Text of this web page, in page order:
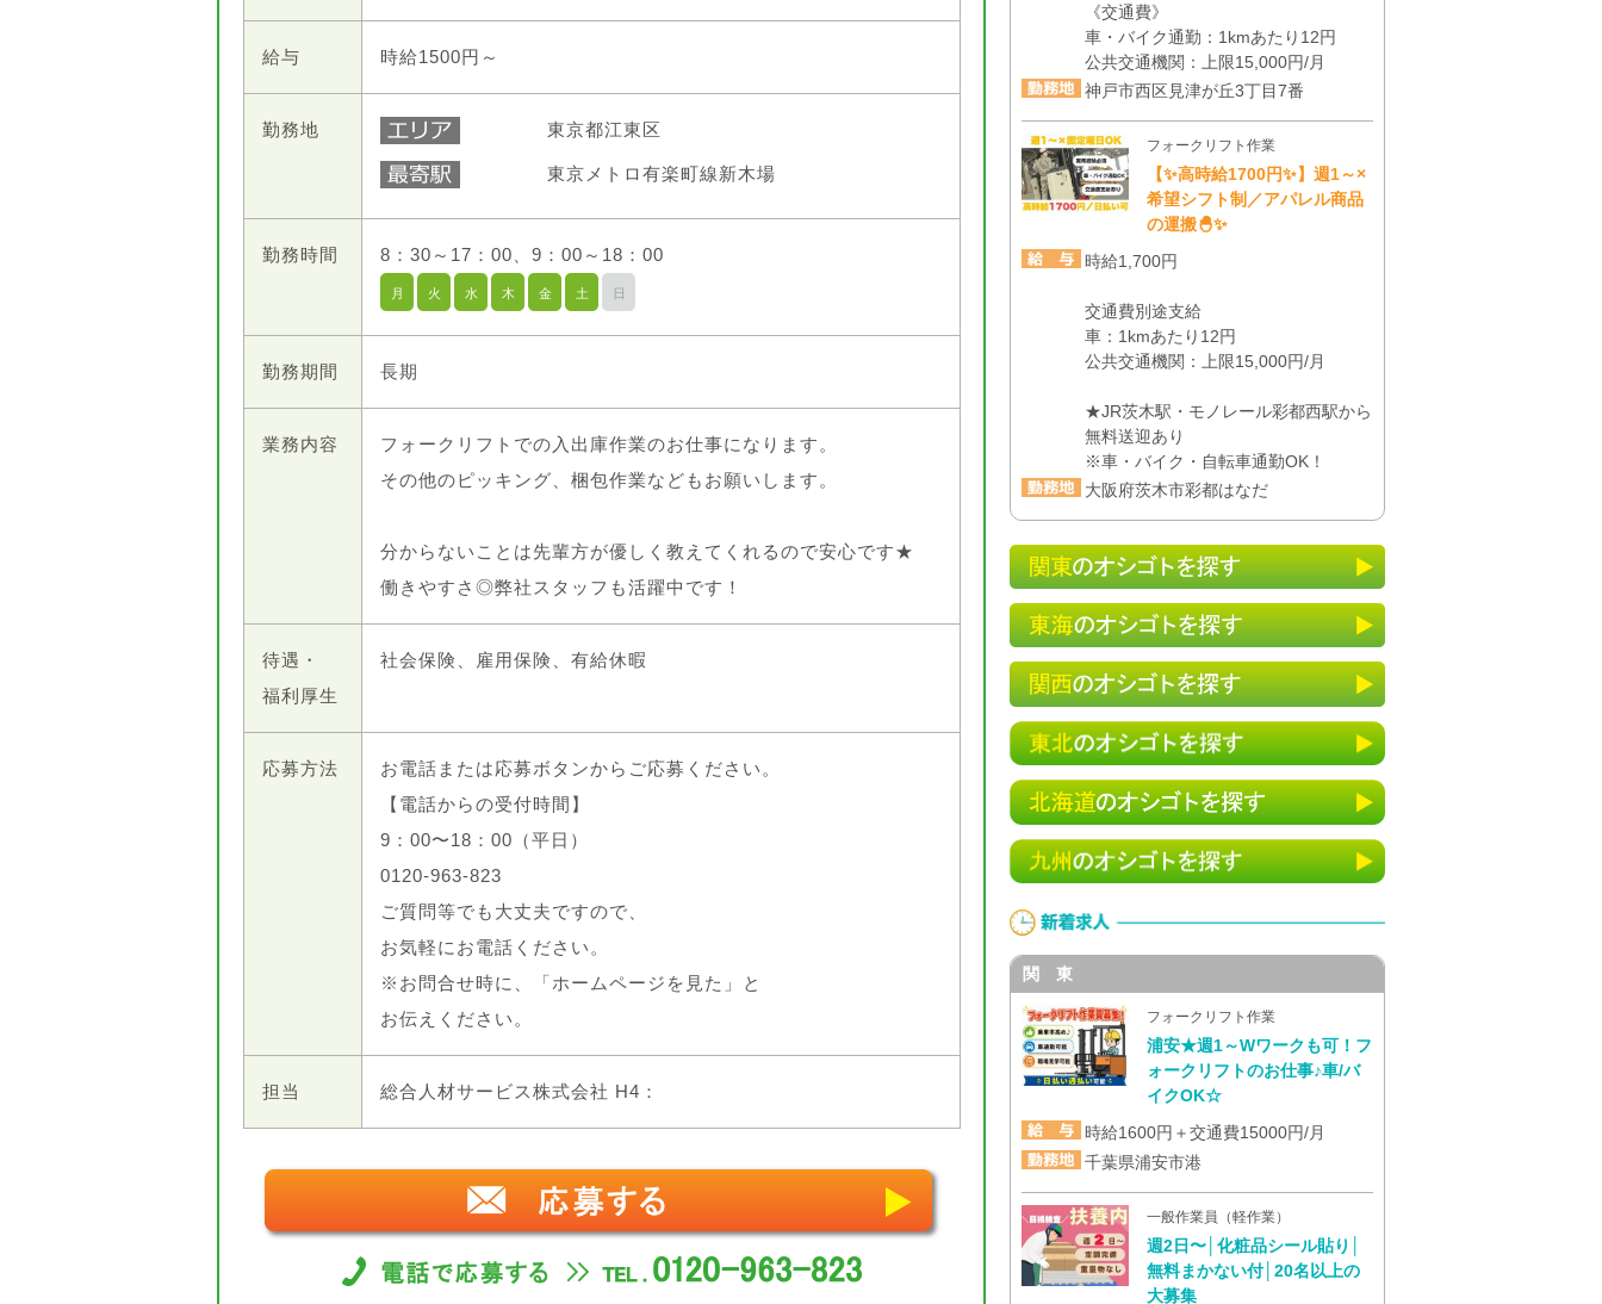
給与 時給1500円～
勤務地 東京都江東区
東京メトロ有楽町線新木場
勤務時間 8：30～17：00、9：00～18：00
月 火 水 木 金 土 日
勤務期間 長期
業務内容
フォークリフトでの入出庫作業のお仕事になります。
その他のピッキング、梱包作業などもお願いします。
分からないことは先輩方が優しく教えてくれるので安心です★
働きやすさ◎弊社スタッフも活躍中です！
待遇・
福利厚生
社会保険、雇用保険、有給休暇
応募方法
お電話または応募ボタンからご応募ください。
【電話からの受付時間】
9：00〜18：00（平日）
0120-963-823
ご質問等でも大丈夫ですので、
お気軽にお電話ください。
※お問合せ時に、「ホームページを見た」と
お伝えください。
担当 総合人材サービス株式会社 H4：
《交通費》
車・バイク通勤：1kmあたり12円
公共交通機関：上限15,000円/月
神戸市西区見津が丘3丁目7番
フォークリフト作業
【✨高時給1700円✨】週1～×
希望シフト制／アパレル商品
の運搬🐣✨
時給1,700円
交通費別途支給
車：1kmあたり12円
公共交通機関：上限15,000円/月
★JR茨木駅・モノレール彩都西駅から
無料送迎あり
※車・バイク・自転車通勤OK！
大阪府茨木市彩都はなだ
関 東
フォークリフト作業
浦安★週1～Wワークも可！フ
ォークリフトのお仕事♪車/バ
イクOK☆
時給1600円＋交通費15000円/月
千葉県浦安市港
一般作業員（軽作業）
週2日〜│化粧品シール貼り│
無料まかない付│20名以上の
大募集